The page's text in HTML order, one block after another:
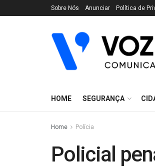
Sobre Nós Anunciar Política de
HOME SEGURANÇA
Home Polícia
Policial